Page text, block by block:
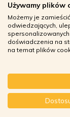
+
Adresy sklepów
Godziny otwarcia
Aplikacja zoozone.pl
Zwroty i reklamacje
Używamy plików
Możemy je
odwiedzających,
doświadczenia na
na temat plików